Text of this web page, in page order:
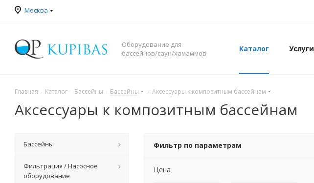
Москва
Оборудование для
бассейнов/саун/хамаммов
Каталог Услуги
Главная - Каталог - Бассейны - Бассейны - Аксессуары к композитным бассейнам
Аксессуары к композитным бассейнам
Фильтр по параметрам
Цена
Бассейны
Фильтрация / Насосное
оборудование